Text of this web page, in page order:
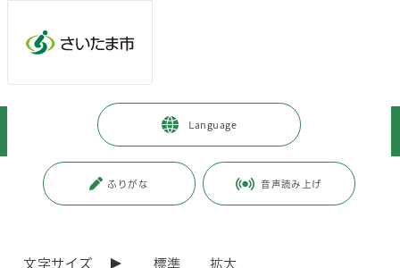
Language
ふりがな 音声読み上げ
文字サイズ 標準 拡大
観光・スポーツ・文化 > スポーツ・公園・余暇
スポーツ施設の予約
学校体育施設開放運営委員会に関する資料
更新日付：2026年7月7日 / ページ番号：C047721